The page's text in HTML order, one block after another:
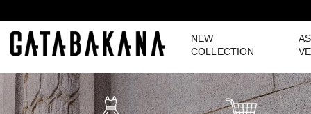
NEW
COLLECTION
GATABAKANA